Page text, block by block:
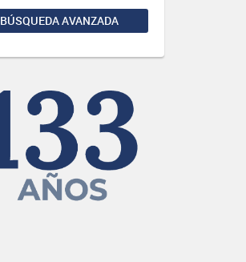
BÚSQUEDA AVANZADA